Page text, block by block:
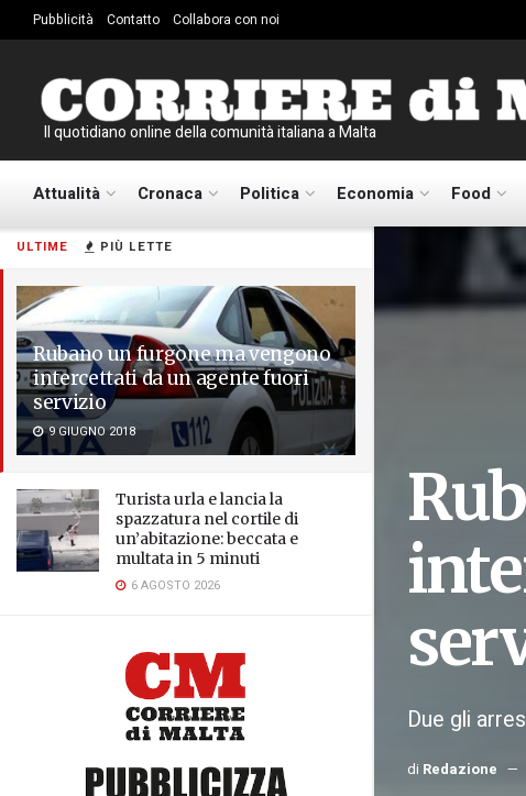
ULTIME PIÙ LETTE
Rubano un furgone ma vengono
intercettati da un agente fuori
servizio
9 GIUGNO 2018
Turista urla e lancia la
spazzatura nel cortile di
un’abitazione: beccata e
multata in 5 minuti
6 AGOSTO 2026
Pubblicità Contatto Collabora con noi
Il quotidiano online della comunità italiana a Malta
Attualità Cronaca Politica Economia Food
Due gli
di Redazione